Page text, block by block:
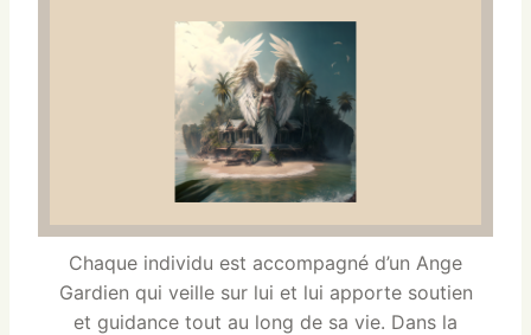
Chaque individu est accompagné d’un Ange
Gardien qui veille sur lui et lui apporte soutien
et guidance tout au long de sa vie. Dans la